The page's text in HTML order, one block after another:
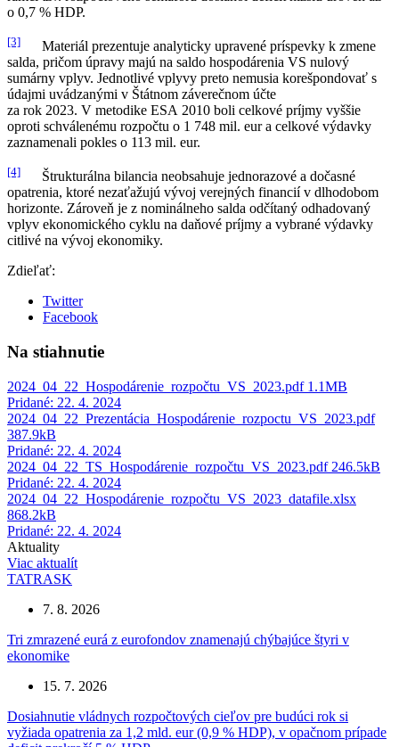
o 0,7 % HDP.
[3] Materiál prezentuje analyticky upravené príspevky k zmene
salda, pričom úpravy majú na saldo hospodárenia VS nulový
sumárny vplyv. Jednotlivé vplyvy preto nemusia korešpondovať s
údajmi uvádzanými v Štátnom záverečnom účte
za rok 2023. V metodike ESA 2010 boli celkové príjmy vyššie
oproti schválenému rozpočtu o 1 748 mil. eur a celkové výdavky
zaznamenali pokles o 113 mil. eur.
[4] Štrukturálna bilancia neobsahuje jednorazové a dočasné
opatrenia, ktoré nezaťažujú vývoj verejných financií v dlhodobom
horizonte. Zároveň je z nominálneho salda odčítaný odhadovaný
vplyv ekonomického cyklu na daňové príjmy a vybrané výdavky
citlivé na vývoj ekonomiky.
Zdieľať:
Twitter
Facebook
Na stiahnutie
2024_04_22_Hospodárenie_rozpočtu_VS_2023.pdf 1.1MB
Pridané: 22. 4. 2024
2024_04_22_Prezentácia_Hospodárenie_rozpoctu_VS_2023.pdf
387.9kB
Pridané: 22. 4. 2024
2024_04_22_TS_Hospodárenie_rozpočtu_VS_2023.pdf 246.5kB
Pridané: 22. 4. 2024
2024_04_22_Hospodárenie_rozpočtu_VS_2023_datafile.xlsx
868.2kB
Pridané: 22. 4. 2024
Aktuality
Viac aktualít
TATRASK
7. 8. 2026
Tri zmrazené eurá z eurofondov znamenajú chýbajúce štyri v
ekonomike
15. 7. 2026
Dosiahnutie vládnych rozpočtových cieľov pre budúci rok si
vyžiada opatrenia za 1,2 mld. eur (0,9 % HDP), v opačnom prípade